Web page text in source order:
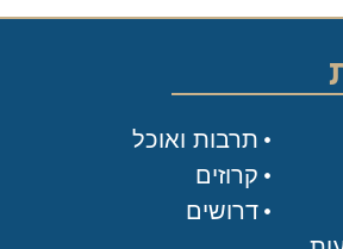
תרבות ואוכל
קרוזים
דרושים